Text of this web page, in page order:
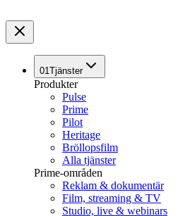
01Tjänster
Produkter
Pulse
Prime
Pilot
Heritage
Bröllopsfilm
Alla tjänster
Prime-områden
Reklam & dokumentär
Film, streaming & TV
Studio, live & webinars